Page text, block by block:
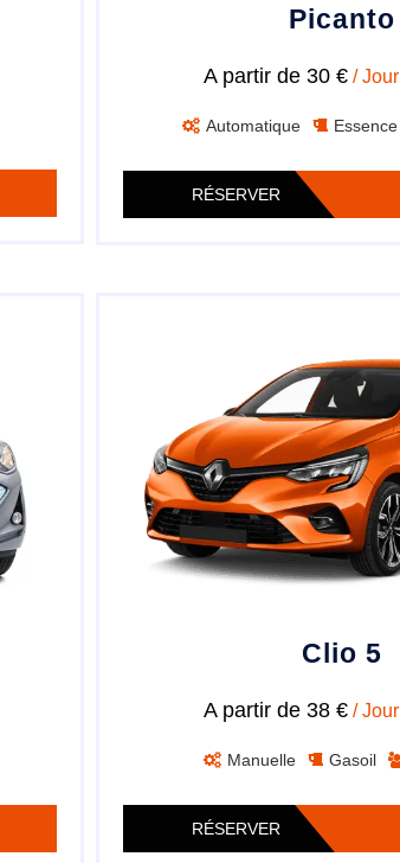
Picanto
A partir de 30 €/ Jour
Automatique Essence
RÉSERVER
Clio 5
A partir de 38 €/ Jour
Manuelle Gasoil
RÉSERVER